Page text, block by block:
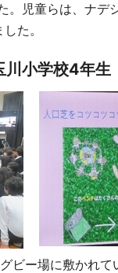
。児童らは、ナデ
た。
小学校4年
ビー場に敷かれ